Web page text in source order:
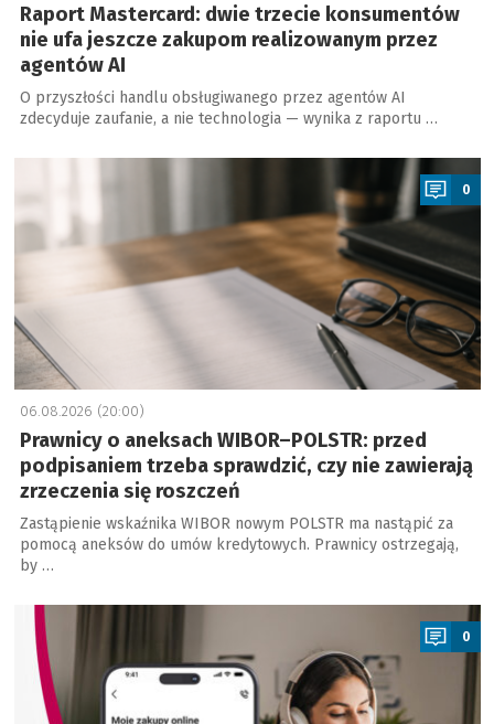
Raport Mastercard: dwie trzecie konsumentów
nie ufa jeszcze zakupom realizowanym przez
agentów AI
O przyszłości handlu obsługiwanego przez agentów AI
zdecyduje zaufanie, a nie technologia — wynika z raportu …
a
0
06.08.2026 (20:00)
Prawnicy o aneksach WIBOR–POLSTR: przed
podpisaniem trzeba sprawdzić, czy nie zawierają
zrzeczenia się roszczeń
Zastąpienie wskaźnika WIBOR nowym POLSTR ma nastąpić za
pomocą aneksów do umów kredytowych. Prawnicy ostrzegają,
by …
0